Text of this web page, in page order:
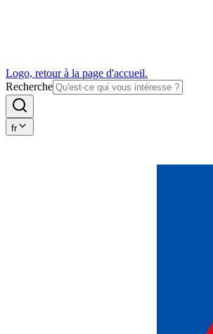
Logo, retour à la page d'accueil.
Recherche
fr